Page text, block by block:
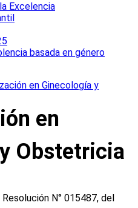
Excelencia
basada en género
en Ginecología y
en
Obstetricia
Resolución N° 015487, del